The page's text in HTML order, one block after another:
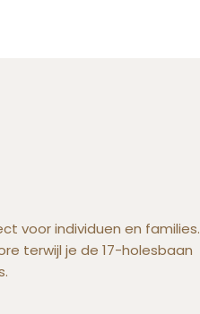
voor individuen en families.
terwijl je de 17-holesbaan